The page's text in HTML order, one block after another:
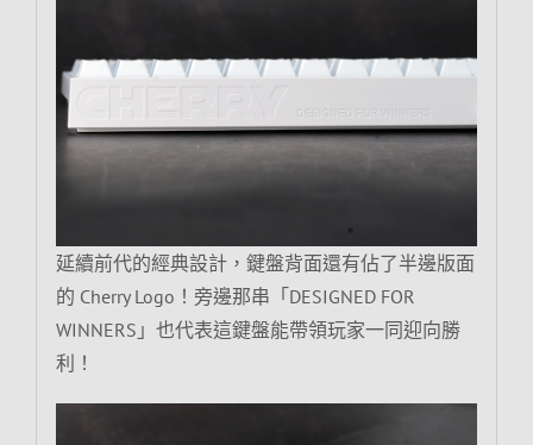
延續前代的經典設計，鍵盤背面還有佔了半邊版面
的 Cherry Logo！旁邊那串「DESIGNED FOR
WINNERS」也代表這鍵盤能帶領玩家一同迎向勝
利！